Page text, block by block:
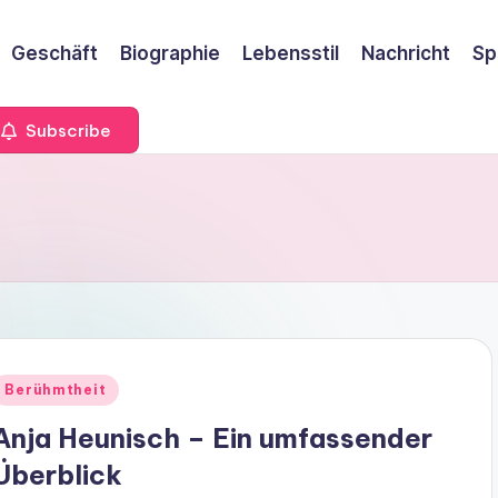
Geschäft Biographie Lebensstil Nachricht
Subscribe
Berühmtheit
Heunisch – Ein umfassender